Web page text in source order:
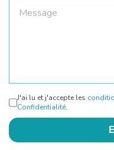
J'ai lu et j'accepte les
Confidentialité.